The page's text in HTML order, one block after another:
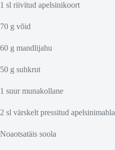
1 sl riivitud apelsinikoort
70 g võid
60 g mandlijahu
50 g suhkrut
1 suur munakollane
2 sl värskelt pressitud apelsinimahla
Noaotsatäis soola